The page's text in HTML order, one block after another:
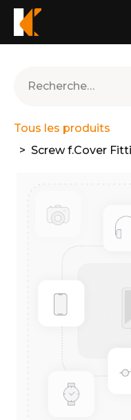
Tous les produits
Screw f.Cover